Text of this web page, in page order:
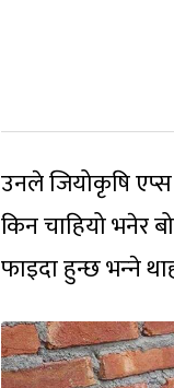
उनले जियोकृषि एप्स
किन चाहियो भनेर
फाइदा हुन्छ भन्‍ने